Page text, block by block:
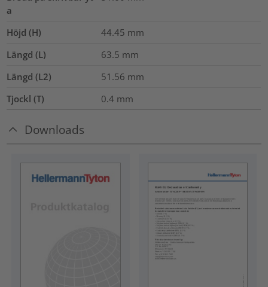
a
Höjd (H) 44.45 mm
Längd (L)
63.5 mm
Längd (L2)
51.56 mm
Tjockl (T)
0.4 mm
Downloads